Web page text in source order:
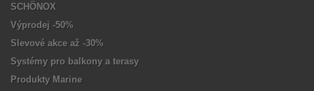
SCHÖNOX
Výprodej -50%
Slevové akce až -30%
Systémy pro balkony a terasy
Produkty Marine